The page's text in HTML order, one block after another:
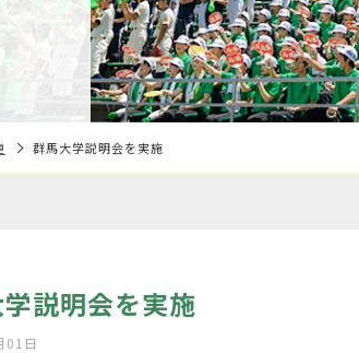
群馬大学説明会を実施
説明会を実施
01日